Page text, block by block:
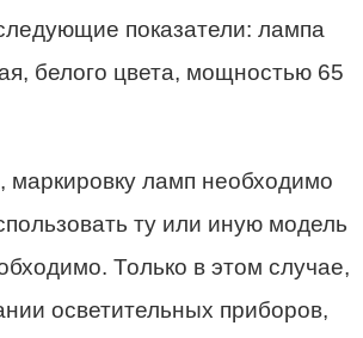
показатели: лампа
белого цвета, мощностью 65
маркировку ламп необходимо
ту или иную модель
Только в этом случае,
осветительных приборов,